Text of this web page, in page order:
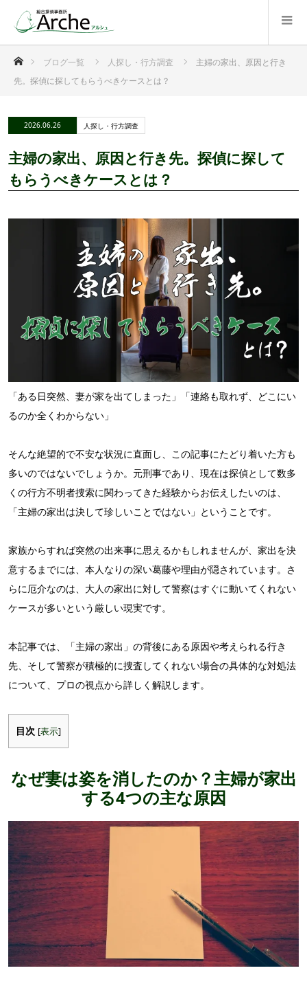
ホームブログ一覧 人探し・行方調査
主婦の家出、原因と行き
先。探偵に探してもらうべきケースとは？
2026.06.26 人探し・行方調査
主婦の家出、原因と行き先。探偵に探して
もらうべきケースとは？
「ある日突然、妻が家を出てしまった」「連絡も取れず、どこにい
るのか全くわからない」
そんな絶望的で不安な状況に直面し、この記事にたどり着いた方も
多いのではないでしょうか。元刑事であり、現在は探偵として数多
くの行方不明者捜索に関わってきた経験からお伝えしたいのは、
「主婦の家出は決して珍しいことではない」ということです。
家族からすれば突然の出来事に思えるかもしれませんが、家出を決
意するまでには、本人なりの深い葛藤や理由が隠されています。さ
らに厄介なのは、大人の家出に対して警察はすぐに動いてくれない
ケースが多いという厳しい現実です。
本記事では、「主婦の家出」の背後にある原因や考えられる行き
先、そして警察が積極的に捜査してくれない場合の具体的な対処法
について、プロの視点から詳しく解説します。
目次 [表示]
なぜ妻は姿を消したのか？主婦が家出
する4つの主な原因